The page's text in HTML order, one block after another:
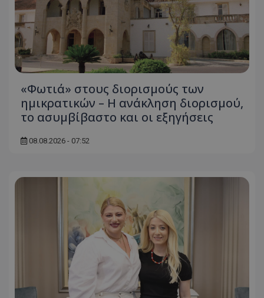
«Φωτιά» στους διορισμούς των
ημικρατικών – Η ανάκληση διορισμού,
το ασυμβίβαστο και οι εξηγήσεις
08.08.2026 - 07:52